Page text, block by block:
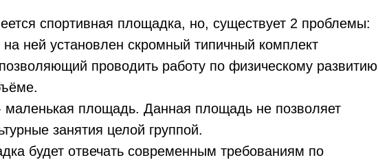
спортивная площадка, но, существует 2 проблемы:
ней установлен скромный типичный комплект
проводить работу по физическому развитию
маленькая площадь. Данная площадь не позволяет
занятия целой группой.
будет отвечать современным требованиям по